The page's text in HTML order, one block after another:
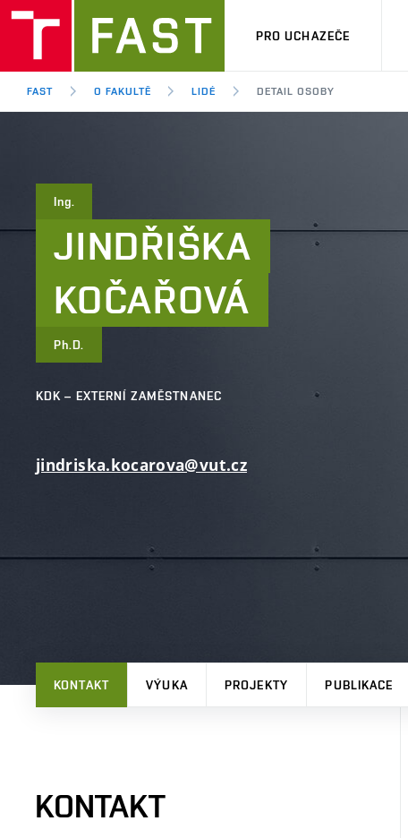
PRO UCHAZEČE
FAST O FAKULTĚ LIDÉ DETAIL OSOBY
Ing.
JINDŘIŠKA
KOČAŘOVÁ
Ph.D.
KDK – EXTERNÍ ZAMĚSTNANEC
jindriska.kocarova@vut.cz
KONTAKT VÝUKA PROJEKTY PUBLIKACE
KONTAKT